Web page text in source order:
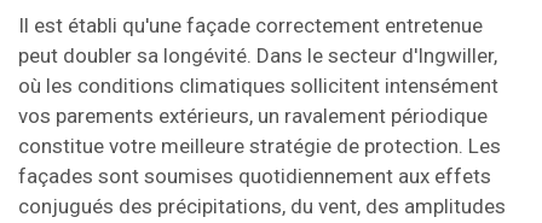
Il est établi qu'une façade correctement entretenue
peut doubler sa longévité. Dans le secteur d'Ingwiller,
où les conditions climatiques sollicitent intensément
vos parements extérieurs, un ravalement périodique
constitue votre meilleure stratégie de protection. Les
façades sont soumises quotidiennement aux effets
conjugués des précipitations, du vent, des amplitudes